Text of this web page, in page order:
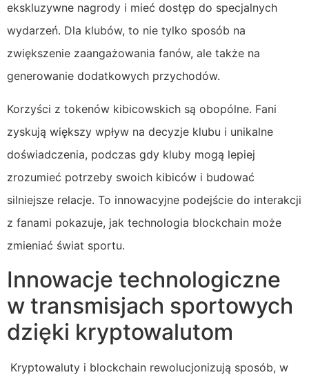
ekskluzywne nagrody i mieć dostęp do specjalnych
wydarzeń. Dla klubów, to nie tylko sposób na
zwiększenie zaangażowania fanów, ale także na
generowanie dodatkowych przychodów.
Korzyści z tokenów kibicowskich są obopólne. Fani
zyskują większy wpływ na decyzje klubu i unikalne
doświadczenia, podczas gdy kluby mogą lepiej
zrozumieć potrzeby swoich kibiców i budować
silniejsze relacje. To innowacyjne podejście do interakcji
z fanami pokazuje, jak technologia blockchain może
zmieniać świat sportu.
Innowacje technologiczne
w transmisjach sportowych
dzięki kryptowalutom
Kryptowaluty i blockchain rewolucjonizują sposób, w